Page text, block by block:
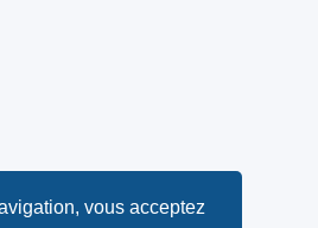
vous acceptez